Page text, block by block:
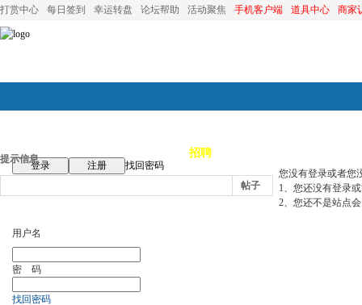
打赏中心 每日签到 幸运转盘 论坛帮助 活动聚焦 手机客户端 道具中心 商家
论坛首页 招聘
登录 注册
找回密码
帖子
提示信息
您没有登录或者您
1、您还没有登录
2、您还不是站点
用户名
密 码
找回密码